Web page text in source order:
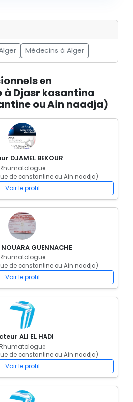
Médecins à Alger
en
à Djasr kasantina
ou Ain naadja)
DJAMEL BEKOUR
Rhumatologue
de constantine ou Ain naadja)
Voir le profil
GUENNACHE
Rhumatologue
de constantine ou Ain naadja)
Voir le profil
ALI EL HADI
Rhumatologue
de constantine ou Ain naadja)
Voir le profil